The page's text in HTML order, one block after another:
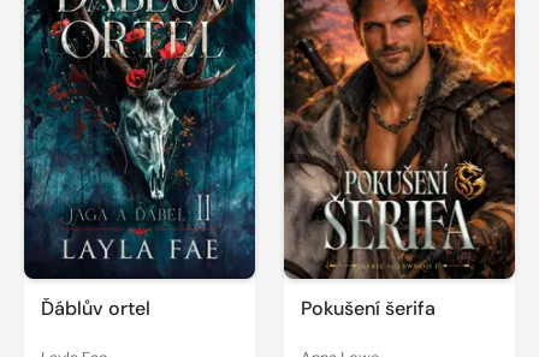
Ďáblův ortel Pokušení šerifa